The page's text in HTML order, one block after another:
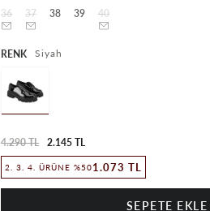
36
37 38 39 40
RENK Siyah
4.290 TL 2.145 TL
2. 3. 4. ÜRÜNE %501.073 TL